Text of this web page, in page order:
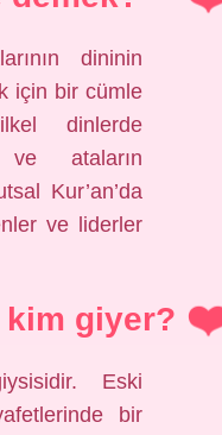
dininin
için bir cümle
dinlerde
ve ataların
Kur’an’da
ve liderler
kim giyer?
Eski
bir